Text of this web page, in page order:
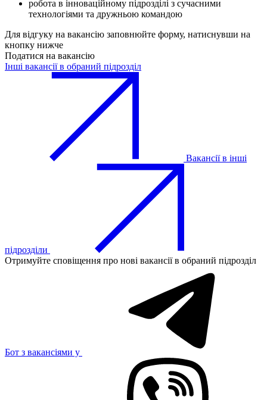
робота в інноваційному підрозділі з сучасними
технологіями та дружньою командою
Для відгуку на вакансію заповнюйте форму, натиснувши на
кнопку нижче
Податися на вакансію
Інші вакансії в обраний підрозділ
Вакансії в інші
підрозділи
Отримуйте сповіщення про нові вакансії в обраний підрозділ
Бот з вакансіями у